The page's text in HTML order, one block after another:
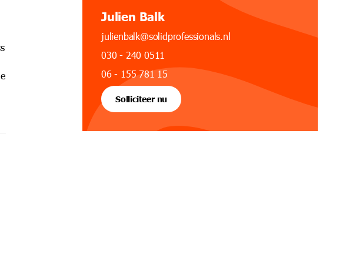
Julien Balk
julienbalk@solidprofessionals.nl
030 - 240 0511
06 - 155 781 15
Solliciteer nu